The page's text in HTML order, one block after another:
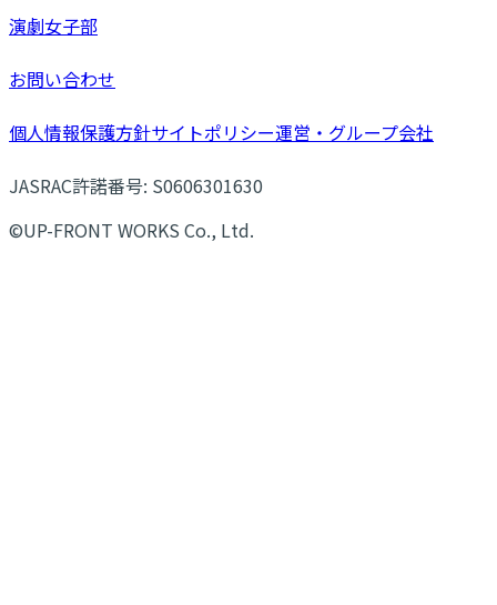
演劇女子部
お問い合わせ
個人情報保護方針サイトポリシー運営・グループ会社
JASRAC許諾番号: S0606301630
©UP-FRONT WORKS Co., Ltd.